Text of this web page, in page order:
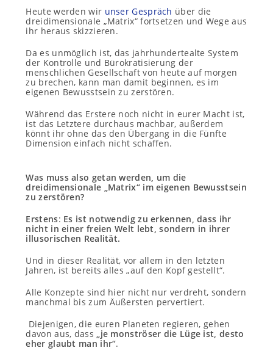
Heute werden wir unser Gespräch über die
dreidimensionale „Matrix“ fortsetzen und Wege aus
ihr heraus skizzieren.
Da es unmöglich ist, das jahrhundertealte System
der Kontrolle und Bürokratisierung der
menschlichen Gesellschaft von heute auf morgen
zu brechen, kann man damit beginnen, es im
eigenen Bewusstsein zu zerstören.
Während das Erstere noch nicht in eurer Macht ist,
ist das Letztere durchaus machbar, außerdem
könnt ihr ohne das den Übergang in die Fünfte
Dimension einfach nicht schaffen.
Was muss also getan werden, um die
dreidimensionale „Matrix“ im eigenen Bewusstsein
zu zerstören?
Erstens: Es ist notwendig zu erkennen, dass ihr
nicht in einer freien Welt lebt, sondern in ihrer
illusorischen Realität.
Und in dieser Realität, vor allem in den letzten
Jahren, ist bereits alles „auf den Kopf gestellt“.
Alle Konzepte sind hier nicht nur verdreht, sondern
manchmal bis zum Äußersten pervertiert.
Diejenigen, die euren Planeten regieren, gehen
davon aus, dass„je monströser die Lüge ist, desto
eher glaubt man ihr“.